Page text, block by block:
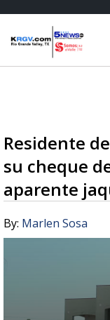
Residente
su cheque
aparente
By: Marlen Sosa